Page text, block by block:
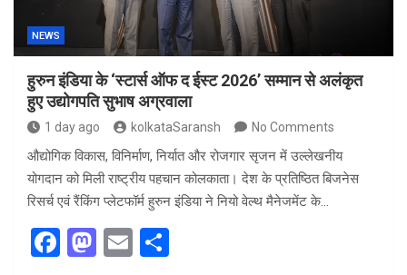
NEWS
हुरुन इंडिया के ‘स्टार्स ऑफ द ईस्ट 2026’ सम्मान से अलंकृत
हुए उद्योगपति सुभाष अग्रवाला
1 day ago kolkataSaransh No Comments
औद्योगिक विकास, विनिर्माण, निर्यात और रोजगार सृजन में उल्लेखनीय
योगदान को मिली राष्ट्रीय पहचान कोलकाता। देश के प्रतिष्ठित बिजनेस
रिसर्च एवं रैंकिंग प्लेटफॉर्म हुरुन इंडिया ने नियो वेल्थ मैनेजमेंट के…
F
M E